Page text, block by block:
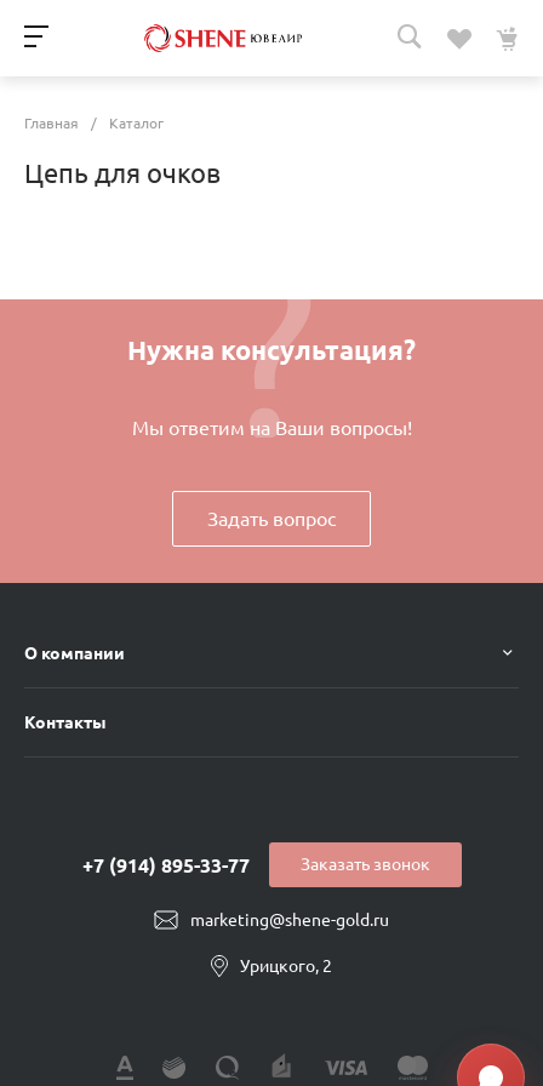
Главная / Каталог
Цепь для очков
Нужна консультация?
Мы ответим на Ваши вопросы!
Задать вопрос
О компании
Контакты
marketing@shene-gold.ru
+7 (914) 895-33-77
Урицкого, 2
Заказать звонок